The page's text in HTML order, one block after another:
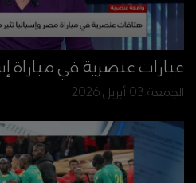
عبارات عنصرية في مباراة
الجمعة 03 أبريل 2026